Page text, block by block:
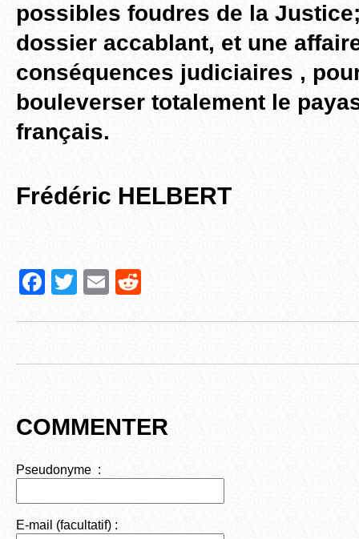
possibles foudres de la
dossier accablant, et une
conséquences judiciaires ,
bouleverser totalement le
français.
Frédéric HELBERT
F
e
o
k
T
er
E
di
COMMENTER
Pseudonyme :
E-mail (facultatif) :